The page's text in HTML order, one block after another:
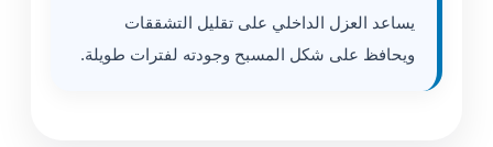
يساعد العزل الداخلي على تقليل التشققات
ويحافظ على شكل المسبح وجودته لفترات طويلة.